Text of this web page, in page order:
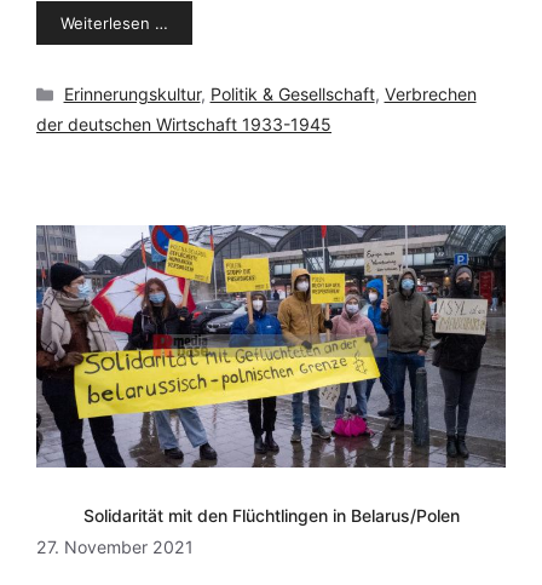
Weiterlesen …
Kategorien
Erinnerungskultur, Politik & Gesellschaft, Verbrechen
der deutschen Wirtschaft 1933-1945
Solidarität mit den Flüchtlingen in Belarus/Polen
27. November 2021